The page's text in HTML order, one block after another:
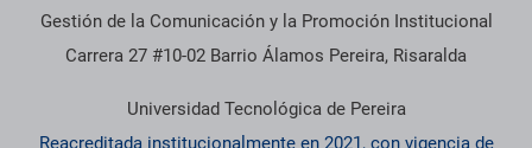
Gestión de la Comunicación y la Promoción Institucional
Carrera 27 #10-02 Barrio Álamos Pereira, Risaralda
Universidad Tecnológica de Pereira
Reacreditada institucionalmente en 2021, con vigencia de